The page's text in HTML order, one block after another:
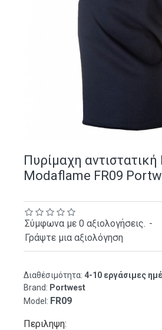
Πυρίμαχη
Modaflame FR09
Διαθέσιμότητα: 4-10 εργάσιμες
Brand: Portwest
Model: FR09
Σύμφωνα με 0 αξιολογήσεις. -
Γράψτε μια αξιολόγηση
Περιληψη: